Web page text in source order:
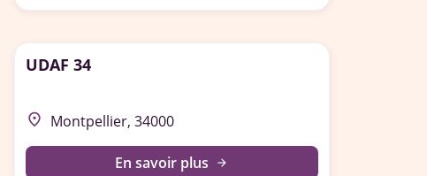
UDAF 34
place Montpellier, 34000
En savoir plus arrow_forward